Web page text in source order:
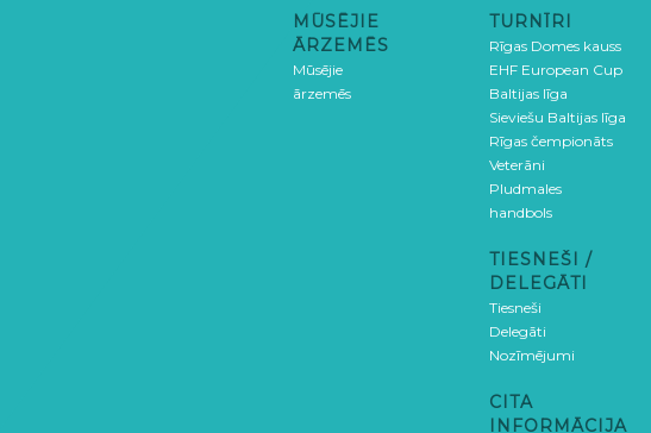
MŪSĒJIE
ĀRZEMĒS
Mūsējie
ārzemēs
TURNĪRI
Rīgas Domes kauss
EHF European Cup
Baltijas līga
Sieviešu Baltijas līga
Rīgas čempionāts
Veterāni
Pludmales
handbols
TIESNEŠI /
DELEGĀTI
Tiesneši
Delegāti
Nozīmējumi
CITA
INFORMĀCIJA